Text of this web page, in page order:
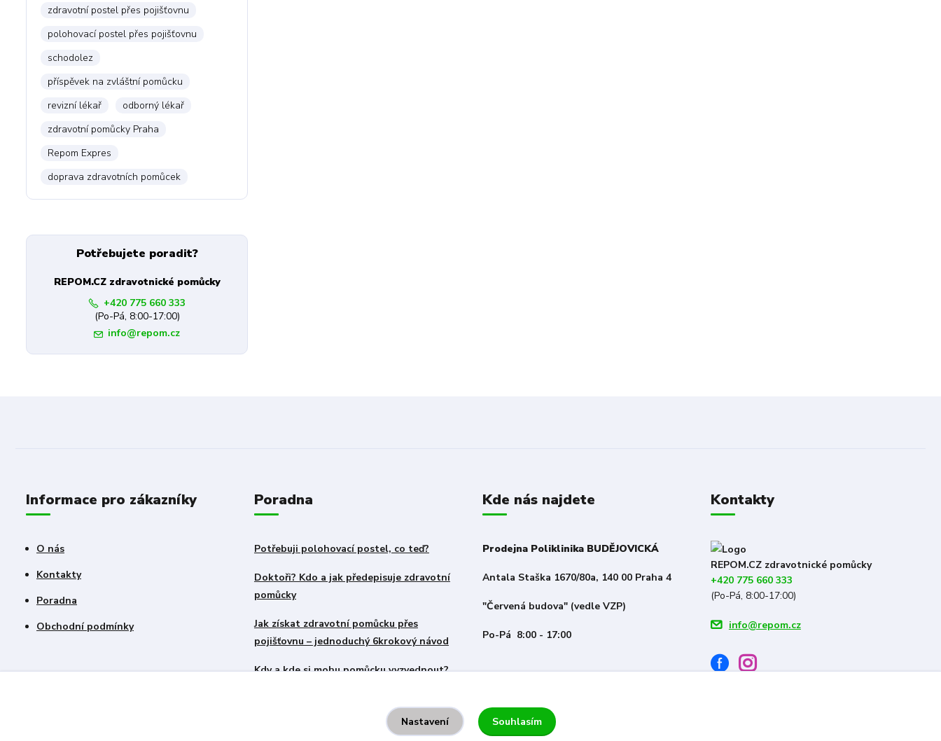
zdravotní postel přes pojišťovnu
polohovací postel přes pojišťovnu
schodolez
příspěvek na zvláštní pomůcku
revizní lékař
odborný lékař
zdravotní pomůcky Praha
Repom Expres
doprava zdravotních pomůcek
Potřebujete poradit?
REPOM.CZ zdravotnické pomůcky
+420 775 660 333
(Po-Pá, 8:00-17:00)
info@repom.cz
Informace pro zákazníky
O nás
Kontakty
Poradna
Obchodní podmínky
Poradna
Potřebuji polohovací postel, co teď?
Doktoři? Kdo a jak předepisuje zdravotní
pomůcky
Jak získat zdravotní pomůcku přes
pojišťovnu – jednoduchý 6krokový návod
Kdy a kde si mohu pomůcku vyzvednout?
Kde nás najdete
Prodejna Poliklinika BUDĚJOVICKÁ
Antala Staška 1670/80a, 140 00 Praha 4
"Červená budova" (vedle VZP)
Po-Pá 8:00 - 17:00
Kontakty
REPOM.CZ zdravotnické pomůcky
+420 775 660 333
(Po-Pá, 8:00-17:00)
info@repom.cz
Nastavení Souhlasím